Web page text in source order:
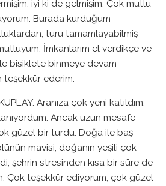
iyi ki de gelmişim. Çok mutlu
Burada kurduğum
turu tamamlayabilmiş
İmkanlarım el verdikçe ve
bisiklete binmeye devam
teşekkür ederim.
Aranıza çok yeni katıldım.
Ancak uzun mesafe
güzel bir turdu. Doğa ile baş
mavisi, doğanın yeşili çok
şehrin stresinden kısa bir süre de
Çok teşekkür ediyorum, çok güzel